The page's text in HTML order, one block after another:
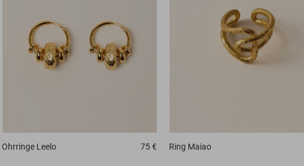
Ohrringe Leelo 75 € Ring Maiao